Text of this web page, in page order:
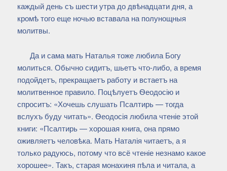
каждый день съ шести утра до двѣнадцати дня, а
кромѣ того еще ночью вставала на полунощныя
молитвы.
Да и сама мать Наталья тоже любила Богу
молиться. Обычно сидитъ, шьетъ что-либо, а время
подойдетъ, прекращаетъ работу и встаетъ на
молитвенное правило. Поцѣлуетъ Ѳеодосію и
спроситъ: «Хочешь слушать Псалтирь — тогда
вслухъ буду читать». Ѳеодосія любила чтеніе этой
книги: «Псалтирь — хорошая книга, она прямо
оживляетъ человѣка. Мать Наталія читаетъ, а я
только радуюсь, потому что всё чтеніе незнамо какое
хорошее». Такъ, старая монахиня пѣла и читала, а